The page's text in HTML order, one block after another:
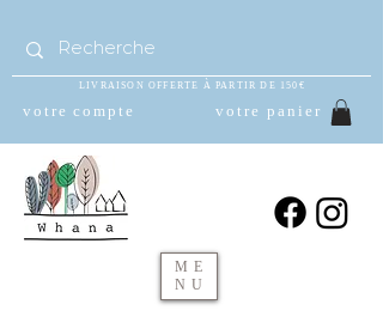
LIVRAISON OFFERTE À PARTIR DE 150€
votre compte votre panier
ME
NU